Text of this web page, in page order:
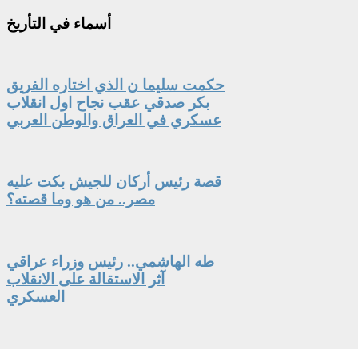
أسماء في التأريخ
حكمت سليما ن الذي اختاره الفريق
بكر صدقي عقب نجاح اول انقلاب
عسكري في العراق والوطن العربي
قصة رئيس أركان للجيش بكت عليه
مصر.. من هو وما قصته؟
طه الهاشمي.. رئيس وزراء عراقي
آثر الاستقالة على الانقلاب
العسكري